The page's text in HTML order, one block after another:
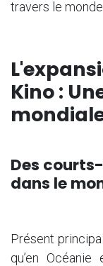
travers le monde.
Kino :
Des
dans le
Présent
qu’en